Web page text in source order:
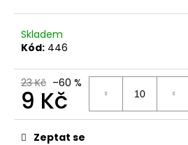
Skladem
Kód: 446
23 Kč –60 %
9 Kč
Měrná
cena:Zeptat se
u
č
u
j
e
m